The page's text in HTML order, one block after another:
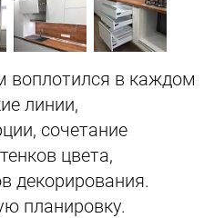
воплотился в каждом
линии,
сочетание
цвета,
декорирования.
планировку.